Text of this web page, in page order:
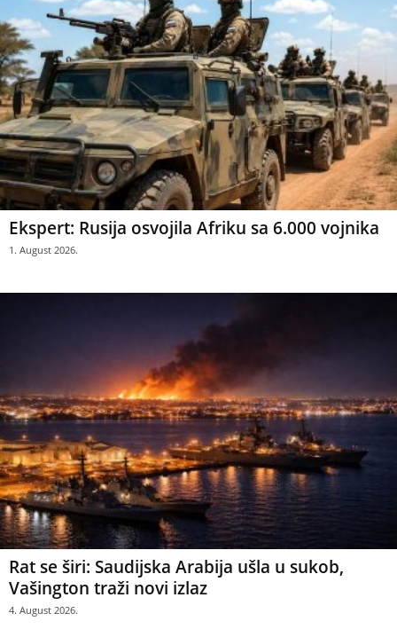
Ekspert: Rusija osvojila Afriku sa 6.000 vojnika
1. August 2026.
Rat se širi: Saudijska Arabija ušla u sukob,
Vašington traži novi izlaz
4. August 2026.